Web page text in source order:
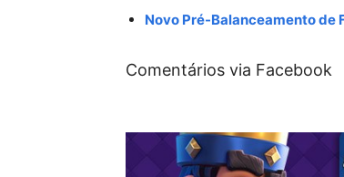
Novo Pré-Balanceamento de
Comentários via Facebook